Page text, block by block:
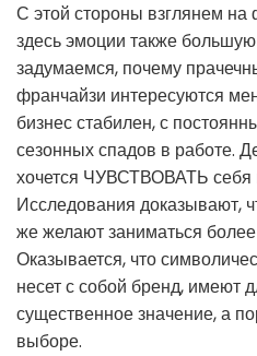
С этой стороны взглянем на
здесь эмоции также
задумаемся, почему
франчайзи интересуются
бизнес стабилен, с
сезонных спадов в работе.
хочется ЧУВСТВОВАТЬ себя
Исследования доказывают,
же желают заниматься
Оказывается, что
несет с собой бренд, имеют
существенное значение, а
выборе.